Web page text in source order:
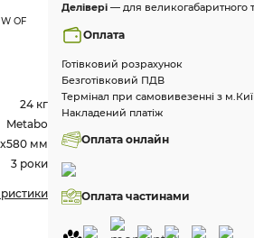
OF
24 кг
Metabo
мм
3 роки
Делівері — для великогабаритного
Оплата
Готівковий розрахунок
Безготівковий ПДВ
Термінал при самовивезенні з
Накладений платіж
Оплата онлайн
Оплата частинами